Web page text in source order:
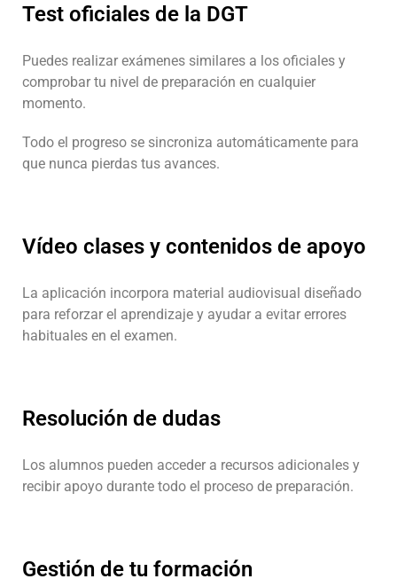
Test oficiales de la DGT
Puedes realizar exámenes similares a los oficiales y
comprobar tu nivel de preparación en cualquier
momento.
Todo el progreso se sincroniza automáticamente para
que nunca pierdas tus avances.
Vídeo clases y contenidos de apoyo
La aplicación incorpora material audiovisual diseñado
para reforzar el aprendizaje y ayudar a evitar errores
habituales en el examen.
Resolución de dudas
Los alumnos pueden acceder a recursos adicionales y
recibir apoyo durante todo el proceso de preparación.
Gestión de tu formación